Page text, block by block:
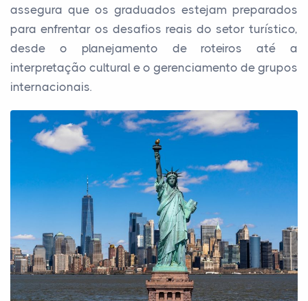
assegura que os graduados estejam preparados
para enfrentar os desafios reais do setor turístico,
desde o planejamento de roteiros até a
interpretação cultural e o gerenciamento de grupos
internacionais.